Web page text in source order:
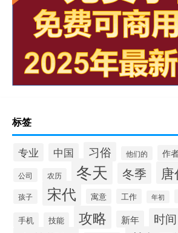
标签
专业 中国 习俗 他们的 作
公司 农历 冬天 冬季
孩子 宋代 寓意 工作 年初
手机 技能 攻略 新年 时间